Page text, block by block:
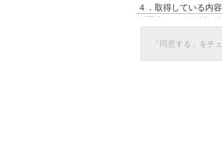
４．取得している内
今回取得している個人情報は
任意の名前
グローバルIPアドレス
接続ホスト情報
５．個人情報に関す
「同意する」をチ